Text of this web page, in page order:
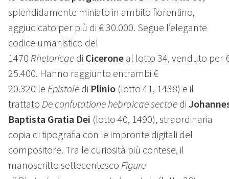
splendidamente miniato in ambito fiorentino,
aggiudicato per più di € 30.000. Segue l’elegante
codice umanistico del
1470 Rhetoricae di Cicerone al lotto 34, venduto per
25.400. Hanno raggiunto entrambi €
20.320 le Epistole di Plinio (lotto 41, 1438) e il
trattato De confutatione hebraicae sectae di
Baptista Gratia Dei (lotto 40, 1490), straordinaria
copia di tipografia con le impronte digitali del
compositore. Tra le curiosità più contese, il
manoscritto settecentesco Figure